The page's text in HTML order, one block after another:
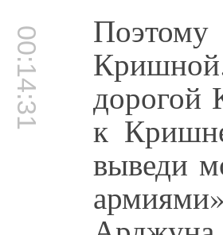
00:14:31 дорогой
к
выведи